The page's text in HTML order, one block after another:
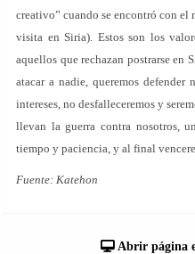
creativo” cuando se encontró con el
visita en Siria). Estos son los
aquellos que rechazan postrarse en
atacar a nadie, queremos defender
intereses, no desfalleceremos y
llevan la guerra contra nosotros,
tiempo y paciencia, y al final
Fuente: Katehon
Abrir página